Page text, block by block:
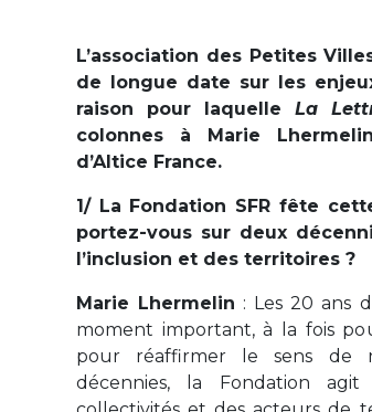
L’association des Petites
de longue date sur les
raison pour laquelleLa
colonnes à Marie
d’Altice France.
1/ La Fondation SFR fête
portez-vous sur deux
l’inclusion et des territoires ?
Marie Lhermelin : Les 20 ans
moment important, à la fois
pour réaffirmer le sens de
décennies, la Fondation